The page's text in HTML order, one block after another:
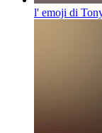
l' emoji di